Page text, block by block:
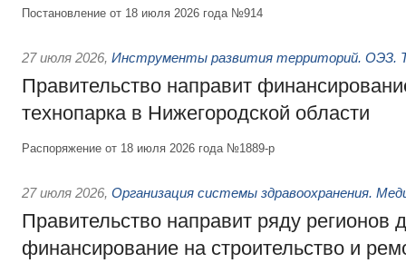
Постановление от 18 июля 2026 года №914
27 июля 2026, Инструменты развития территорий. ОЭЗ.
Правительство направит
технопарка в Нижегородской области
Распоряжение от 18 июля 2026 года №1889-р
27 июля 2026, Организация системы здравоохранения.
Правительство направит ряду регионов
финансирование на строительство и